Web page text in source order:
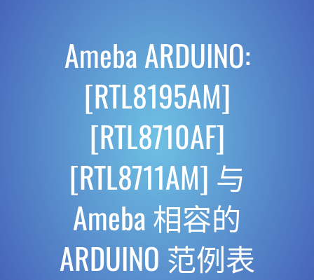
Ameba ARDUINO:
[RTL8195AM]
[RTL8710AF]
[RTL8711AM] 与
Ameba 相容的
ARDUINO 范例表